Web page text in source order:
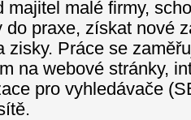
majitel malé firmy,
do praxe, získat nové
zisky. Práce se
na webové stránky,
pro vyhledávače